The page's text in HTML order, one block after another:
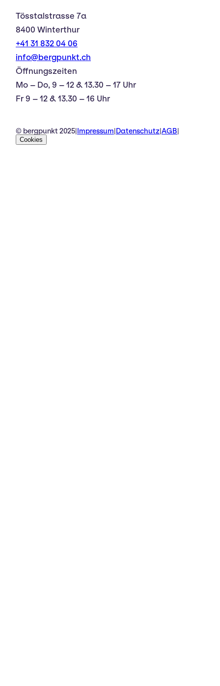
Tösstalstrasse 7a
8400 Winterthur
+41 31 832 04 06
info@bergpunkt.ch
Öffnungszeiten
Mo – Do, 9 – 12 & 13.30 – 17 Uhr
Fr 9 – 12 & 13.30 – 16 Uhr
© bergpunkt 2025 Impressum Datenschutz AGB
Cookies